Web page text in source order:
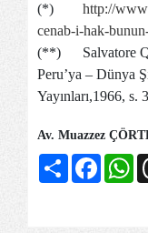
(*) http://
cenab-i-hak-
(**) Salvatore
Peru’ya – Dünya
Yayınları,1966, s.
Av. Muazzez
Share